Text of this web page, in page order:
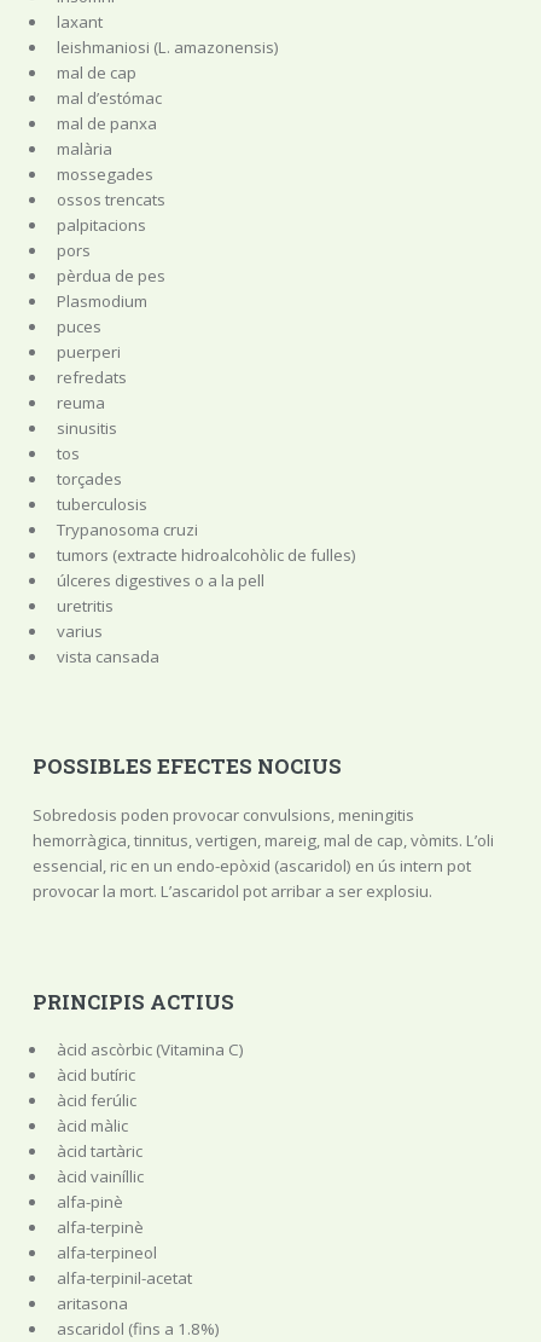
laxant
leishmaniosi (L. amazonensis)
mal de cap
mal d’estómac
mal de panxa
malària
mossegades
ossos trencats
palpitacions
pors
pèrdua de pes
Plasmodium
puces
puerperi
refredats
reuma
sinusitis
tos
torçades
tuberculosis
Trypanosoma cruzi
tumors (extracte hidroalcohòlic de fulles)
úlceres digestives o a la pell
uretritis
varius
vista cansada
POSSIBLES EFECTES NOCIUS
Sobredosis poden provocar convulsions, meningitis
hemorràgica, tinnitus, vertigen, mareig, mal de cap, vòmits. L’oli
essencial, ric en un endo-epòxid (ascaridol) en ús intern pot
provocar la mort. L’ascaridol pot arribar a ser explosiu.
PRINCIPIS ACTIUS
àcid ascòrbic (Vitamina C)
àcid butíric
àcid ferúlic
àcid màlic
àcid tartàric
àcid vainíllic
alfa-pinè
alfa-terpinè
alfa-terpineol
alfa-terpinil-acetat
aritasona
ascaridol (fins a 1.8%)